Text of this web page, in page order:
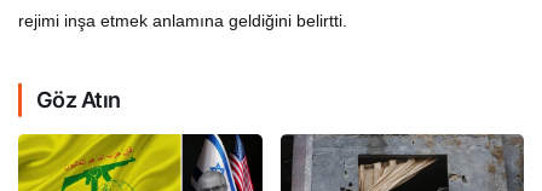
rejimi inşa etmek anlamına geldiğini belirtti.
Göz Atın